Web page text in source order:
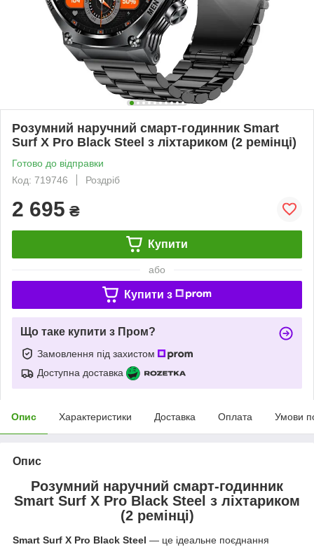
Розумний наручний смарт-годинник Smart
Surf X Pro Black Steel з ліхтариком (2 ремінці)
Готово до відправки
Код: 719746
Роздріб
2 695 ₴
Купити
або
Купити з
Що таке купити з Пром?
Замовлення під захистом
Доступна доставка
Опис Характеристики Доставка Оплата Умови
Опис
Розумний наручний смарт-годинник
Smart Surf X Pro Black Steel з ліхтариком
(2 ремінці)
Smart Surf X Pro Black Steel — це ідеальне поєднання